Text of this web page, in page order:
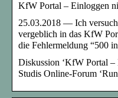
KfW Portal – Einloggen
25.03.2018 — Ich
vergeblich in das KfW
die Fehlermeldung “500
Diskussion ‘KfW Portal –
Studis Online-Forum